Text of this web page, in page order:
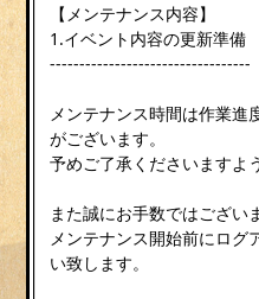
【メンテナンス内容】
1.イベント内容の更新準備
----------------------------------
メンテナンス時間は作業進
がございます。
予めご了承くださいますよ
また誠にお手数ではござい
メンテナンス開始前にロ
い致します。